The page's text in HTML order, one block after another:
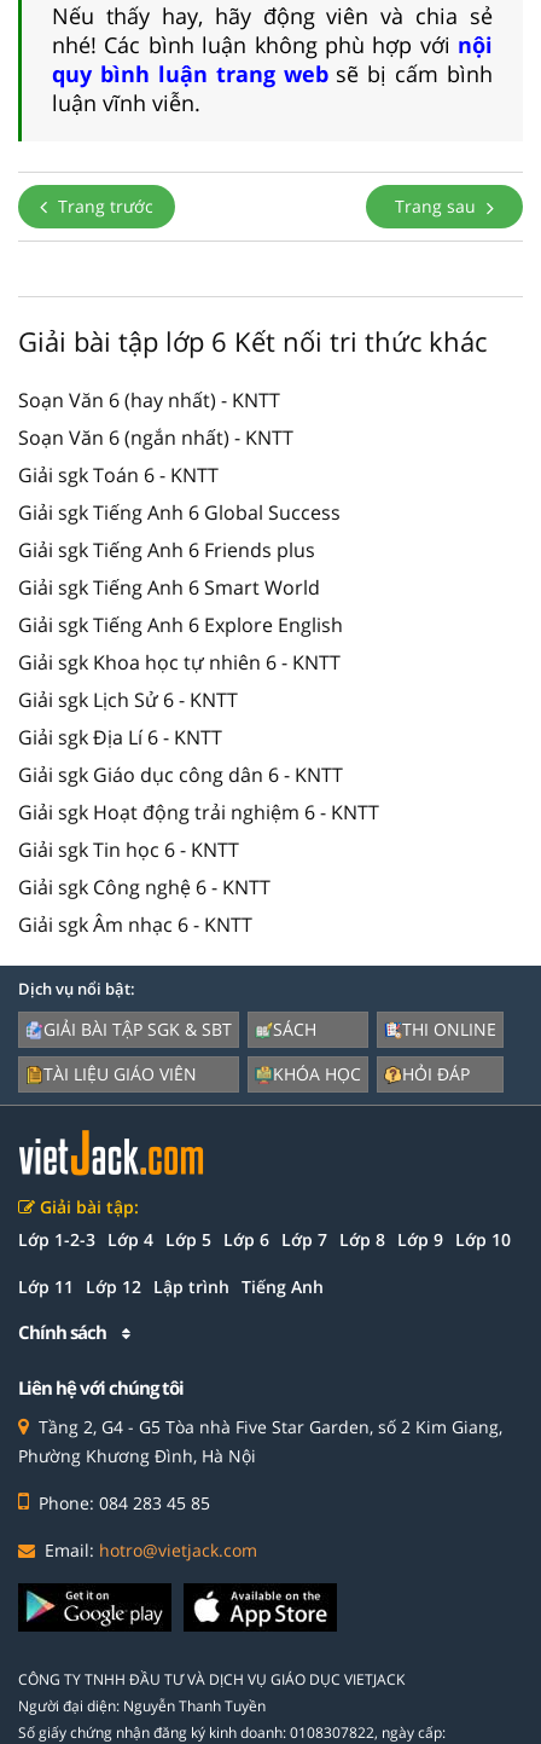
Nếu thấy hay, hãy động viên và chia sẻ
nhé! Các bình luận không phù hợp với nội
quy bình luận trang websẽ bị cấm bình
luận vĩnh viễn.
Trang trước Trang sau
Giải bài tập lớp 6 Kết nối tri thức khác
Soạn Văn 6 (hay nhất) - KNTT
Soạn Văn 6 (ngắn nhất) - KNTT
Giải sgk Toán 6 - KNTT
Giải sgk Tiếng Anh 6 Global Success
Giải sgk Tiếng Anh 6 Friends plus
Giải sgk Tiếng Anh 6 Smart World
Giải sgk Tiếng Anh 6 Explore English
Giải sgk Khoa học tự nhiên 6 - KNTT
Giải sgk Lịch Sử 6 - KNTT
Giải sgk Địa Lí 6 - KNTT
Giải sgk Giáo dục công dân 6 - KNTT
Giải sgk Hoạt động trải nghiệm 6 - KNTT
Giải sgk Tin học 6 - KNTT
Giải sgk Công nghệ 6 - KNTT
Giải sgk Âm nhạc 6 - KNTT
Dịch vụ nổi bật:
GIẢI BÀI TẬP SGK & SBT
TÀI LIỆU GIÁO VIÊN
SÁCH
KHÓA HỌC
THI ONLINE
HỎI ĐÁP
Giải bài tập:
Lớp 1-2-3 Lớp 4 Lớp 5 Lớp 6 Lớp 7 Lớp 8 Lớp 9 Lớp 10
Lớp 11 Lớp 12 Lập trình Tiếng Anh
Chính sách
Liên hệ với chúng tôi
Tầng 2, G4 - G5 Tòa nhà Five Star Garden, số 2 Kim Giang,
Phường Khương Đình, Hà Nội
Phone: 084 283 45 85
Email: hotro@vietjack.com
CÔNG TY TNHH ĐẦU TƯ VÀ DỊCH VỤ GIÁO DỤC VIETJACK
Người đại diện: Nguyễn Thanh Tuyền
Số giấy chứng nhận đăng ký kinh doanh: 0108307822, ngày cấp: